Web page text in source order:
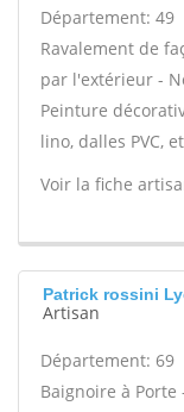
Département: 49
Ravalement de
par l'extérieur -
Peinture
lino, dalles PVC,
Voir la fiche
Patrick rossini
Artisan
Département: 69
Baignoire à Porte